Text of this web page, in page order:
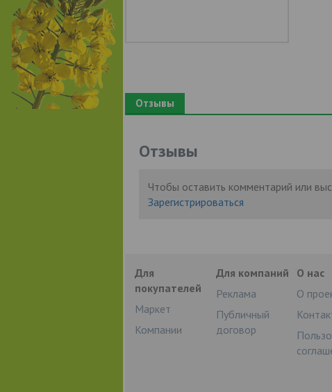
Отзывы
Отзывы
Чтобы оставить комментарий или
Зарегистрироваться
Для
покупателей
Маркет
Компании
Для компаний
Реклама
Публичный
договор
О нас
О